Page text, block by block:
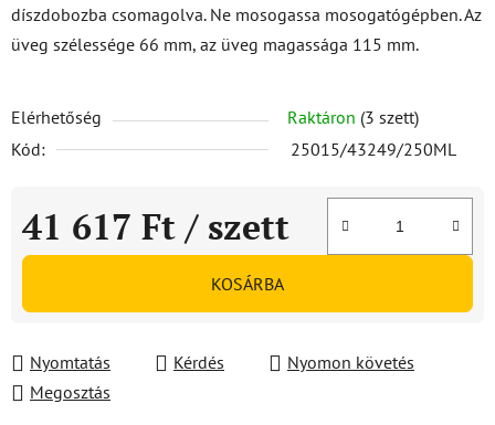
díszdobozba csomagolva. Ne mosogassa mosogatógépben. Az
üveg szélessége 66 mm, az üveg magassága 115 mm.
Elérhetőség Raktáron (3 szett)
Kód:
25015/43249/250ML
41 617 Ft / szett
Egységár:
KOSÁRBA
Nyomtatás Kérdés
Nyomon követés
Megosztás